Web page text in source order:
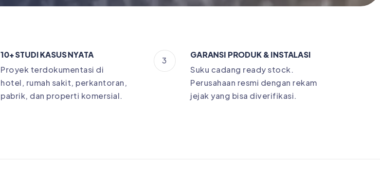
10+ STUDI KASUS NYATA
Proyek terdokumentasi di
hotel, rumah sakit, perkantoran,
pabrik, dan properti komersial.
3
GARANSI PRODUK & INSTALASI
Suku cadang ready stock.
Perusahaan resmi dengan rekam
jejak yang bisa diverifikasi.